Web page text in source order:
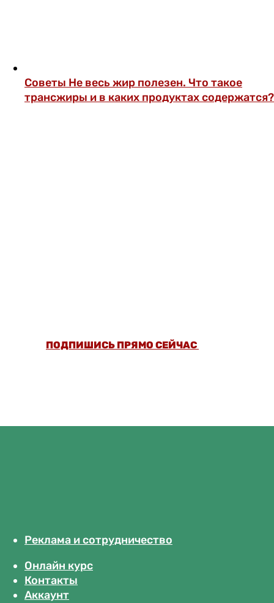
Советы Не весь жир полезен. Что такое
трансжиры и в каких продуктах содержатся?
ПОДПИШИСЬ ПРЯМО СЕЙЧАС
Реклама и сотрудничество
Онлайн курс
Контакты
Аккаунт